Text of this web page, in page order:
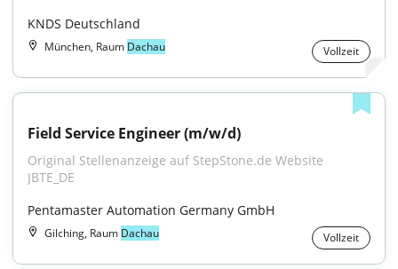
KNDS Deutschland
München, Raum Dachau Vollzeit
Field Service Engineer (m/w/d)
Original Stellenanzeige auf StepStone.de Website
JBTE_DE
Pentamaster Automation Germany GmbH
Gilching, Raum Dachau Vollzeit